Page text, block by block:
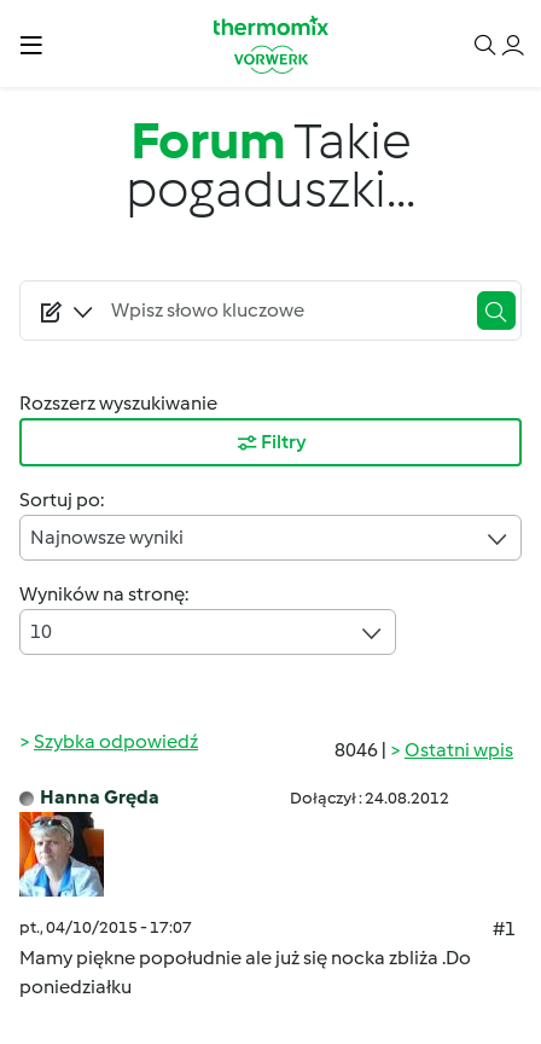
ForumTakie
pogaduszki...
Rozszerz wyszukiwanie
Filtry
Sortuj po:
Najnowsze wyniki
Wyników na stronę:
10
8046 | Ostatni wpis
Szybka odpowiedź
Hanna Gręda Dołączył : 24.08.2012
pt., 04/10/2015 - 17:07
#1
Mamy piękne popołudnieale już się nocka zbliża .Do
poniedziałku